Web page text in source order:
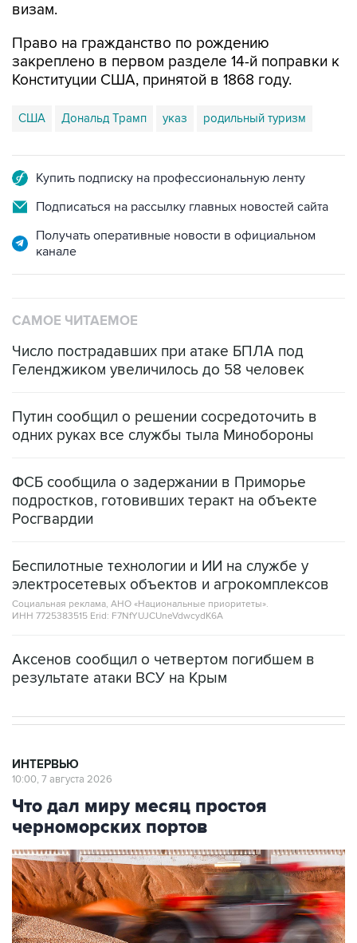
визам.
Право на гражданство по рождению
закреплено в первом разделе 14-й поправки к
Конституции США, принятой в 1868 году.
США Дональд Трамп указ родильный туризм
Купить подписку на профессиональную ленту
Подписаться на рассылку главных новостей сайта
Получать оперативные новости в официальном
канале
САМОЕ ЧИТАЕМОЕ
Число пострадавших при атаке БПЛА под
Геленджиком увеличилось до 58 человек
Путин сообщил о решении сосредоточить в
одних руках все службы тыла Минобороны
ФСБ сообщила о задержании в Приморье
подростков, готовивших теракт на объекте
Росгвардии
Беспилотные технологии и ИИ на службе у
электросетевых объектов и агрокомплексов
Социальная реклама, АНО «Национальные приоритеты».
ИНН 7725383515 Erid: F7NfYUJCUneVdwcydK6A
Аксенов сообщил о четвертом погибшем в
результате атаки ВСУ на Крым
ИНТЕРВЬЮ
10:00, 7 августа 2026
Что дал миру месяц простоя
черноморских портов